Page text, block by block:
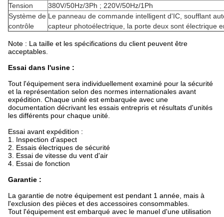
Tension
380V/50Hz/3Ph ; 220V/50Hz/1Ph
Système de
contrôle
Le panneau de commande intelligent d'IC, soufflant
capteur photoélectrique, la porte deux sont électrique
Note : La taille et les spécifications du client peuvent être
acceptables.
Essai dans l'usine :
Tout l'équipement sera individuellement examiné pour la sécurité
et la représentation selon des normes internationales avant
expédition. Chaque unité est embarquée avec une
documentation décrivant les essais entrepris et résultats d'unités
les différents pour chaque unité.
Essai avant expédition :
1. Inspection d'aspect
2. Essais électriques de sécurité
3. Essai de vitesse du vent d'air
4. Essai de fonction
Garantie :
La garantie de notre équipement est pendant 1 année, mais à
l'exclusion des pièces et des accessoires consommables.
Tout l'équipement est embarqué avec le manuel d'une utilisation